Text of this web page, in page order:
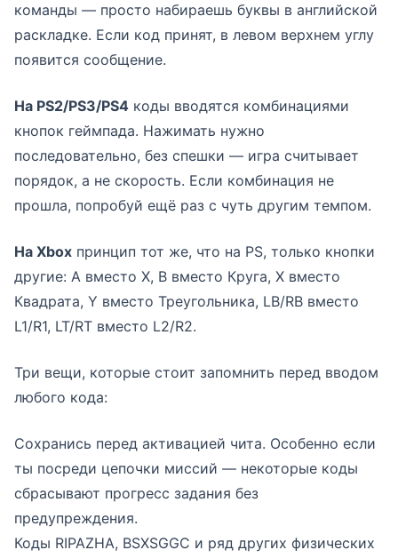
команды — просто набираешь буквы в английской
раскладке. Если код принят, в левом верхнем углу
появится сообщение.
На PS2/PS3/PS4 коды вводятся комбинациями
кнопок геймпада. Нажимать нужно
последовательно, без спешки — игра считывает
порядок, а не скорость. Если комбинация не
прошла, попробуй ещё раз с чуть другим темпом.
На Xbox принцип тот же, что на PS, только кнопки
другие: A вместо X, B вместо Круга, X вместо
Квадрата, Y вместо Треугольника, LB/RB вместо
L1/R1, LT/RT вместо L2/R2.
Три вещи, которые стоит запомнить перед вводом
любого кода:
Сохранись перед активацией чита. Особенно если
ты посреди цепочки миссий — некоторые коды
сбрасывают прогресс задания без
предупреждения.
Коды RIPAZHA, BSXSGGC и ряд других физических